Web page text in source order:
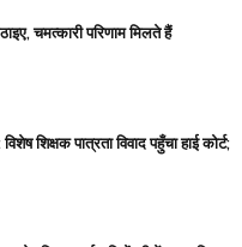
चमत्कारी परिणाम मिलते हैं
शिक्षक पात्रता विवाद पहुँचा हाई कोर्ट;